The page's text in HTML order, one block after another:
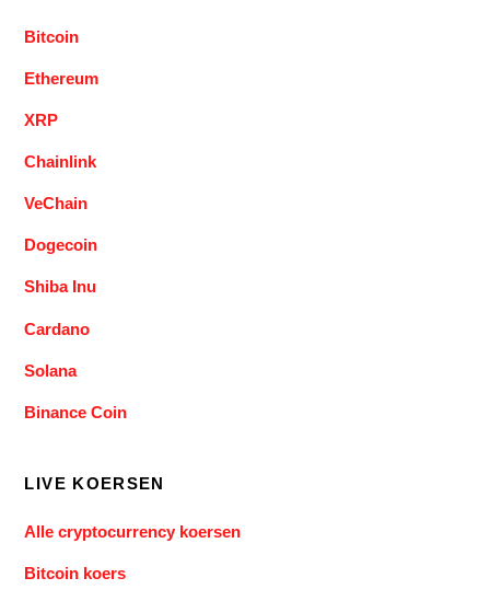
Bitcoin
Ethereum
XRP
Chainlink
VeChain
Dogecoin
Shiba Inu
Cardano
Solana
Binance Coin
LIVE KOERSEN
Alle cryptocurrency koersen
Bitcoin koers